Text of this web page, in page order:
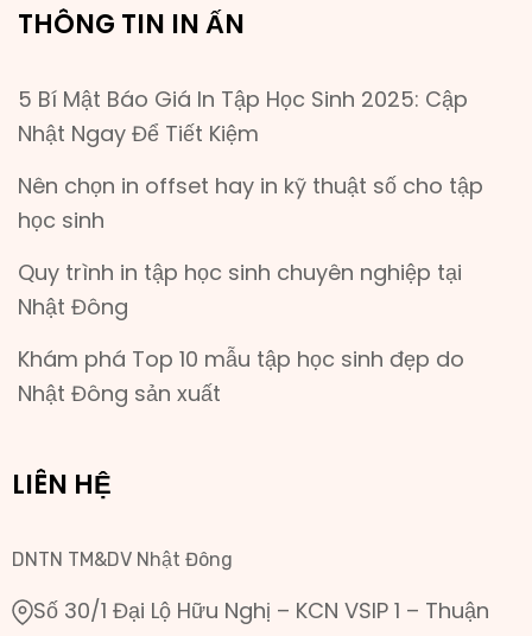
THÔNG TIN IN ẤN
5 Bí Mật Báo Giá In Tập Học Sinh 2025: Cập
Nhật Ngay Để Tiết Kiệm
Nên chọn in offset hay in kỹ thuật số cho tập
học sinh
Quy trình in tập học sinh chuyên nghiệp tại
Nhật Đông
Khám phá Top 10 mẫu tập học sinh đẹp do
Nhật Đông sản xuất
LIÊN HỆ
DNTN TM&DV Nhật Đông
Số 30/1 Đại Lộ Hữu Nghị – KCN VSIP 1 – Thuận